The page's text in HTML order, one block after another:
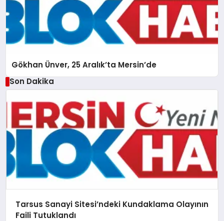
Gökhan Ünver, 25 Aralık’ta Mersin’de
Son Dakika
Tarsus Sanayi Sitesi’ndeki Kundaklama Olayının
Faili Tutuklandı